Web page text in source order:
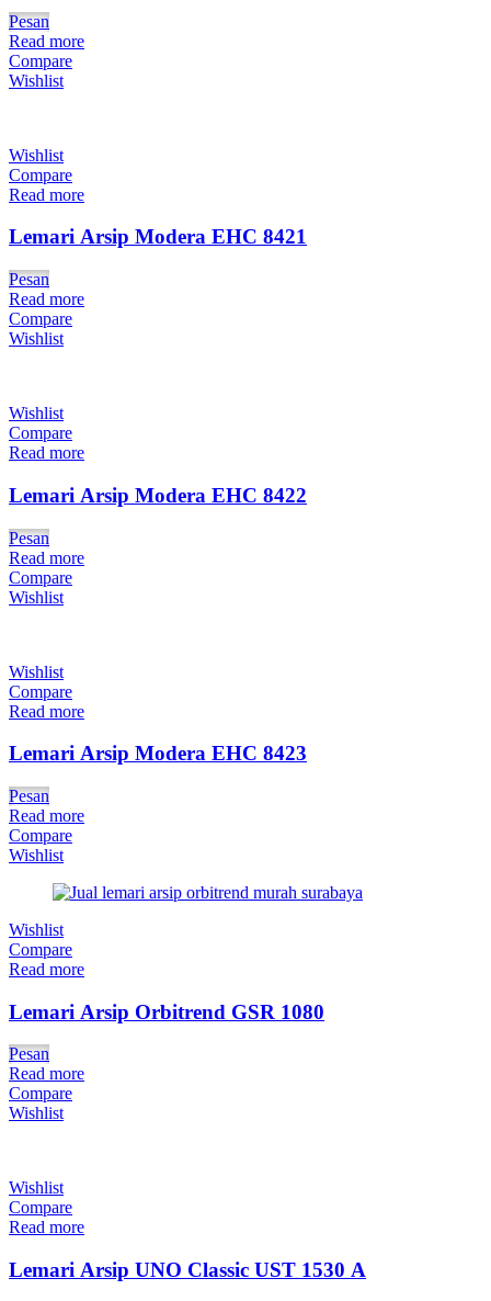
Pesan
Read more
Compare
Wishlist
Wishlist
Compare
Read more
Lemari Arsip Modera EHC 8421
Pesan
Read more
Compare
Wishlist
Wishlist
Compare
Read more
Lemari Arsip Modera EHC 8422
Pesan
Read more
Compare
Wishlist
Wishlist
Compare
Read more
Lemari Arsip Modera EHC 8423
Pesan
Read more
Compare
Wishlist
Wishlist
Compare
Read more
Lemari Arsip Orbitrend GSR 1080
Pesan
Read more
Compare
Wishlist
Wishlist
Compare
Read more
Lemari Arsip UNO Classic UST 1530 A